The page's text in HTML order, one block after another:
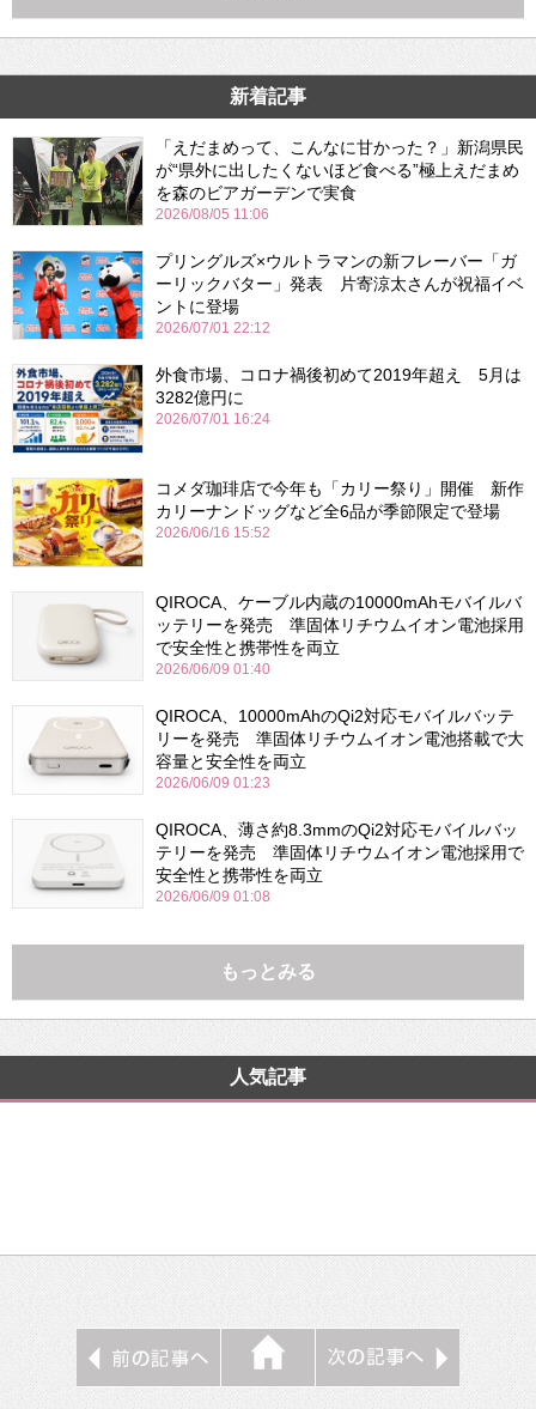
新着記事
「えだまめって、こんなに甘かった？」新潟県民
が“県外に出したくないほど食べる”極上えだまめ
を森のビアガーデンで実食
2026/08/05 11:06
プリングルズ×ウルトラマンの新フレーバー「ガ
ーリックバター」発表 片寄涼太さんが祝福イベ
ントに登場
2026/07/01 22:12
外食市場、コロナ禍後初めて2019年超え 5月は
3282億円に
2026/07/01 16:24
コメダ珈琲店で今年も「カリー祭り」開催 新作
カリーナンドッグなど全6品が季節限定で登場
2026/06/16 15:52
QIROCA、ケーブル内蔵の10000mAhモバイルバ
ッテリーを発売 準固体リチウムイオン電池採用
で安全性と携帯性を両立
2026/06/09 01:40
QIROCA、10000mAhのQi2対応モバイルバッテ
リーを発売 準固体リチウムイオン電池搭載で大
容量と安全性を両立
2026/06/09 01:23
QIROCA、薄さ約8.3mmのQi2対応モバイルバッ
テリーを発売 準固体リチウムイオン電池採用で
安全性と携帯性を両立
2026/06/09 01:08
もっとみる
人気記事